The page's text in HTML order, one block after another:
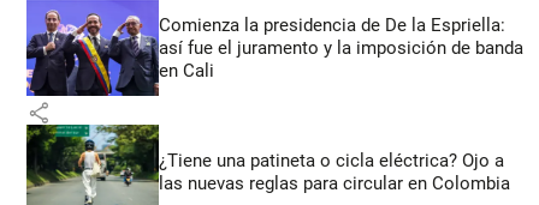
Comienza la presidencia de De la Espriella:
así fue el juramento y la imposición de banda
en Cali
share
¿Tiene una patineta o cicla eléctrica? Ojo a
las nuevas reglas para circular en Colombia